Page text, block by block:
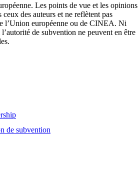
Les points de vue et les opinions
des auteurs et ne reflètent pas
l’Union européenne ou de CINEA. Ni
de subvention ne peuvent en être
de subvention